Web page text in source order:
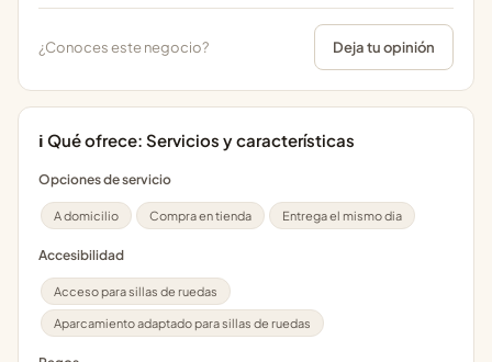
¿Conoces este negocio? Deja tu opinión
ℹ️ Qué ofrece: Servicios y características
Opciones de servicio
A domicilio Compra en tienda Entrega el mismo dia
Accesibilidad
Acceso para sillas de ruedas
Aparcamiento adaptado para sillas de ruedas